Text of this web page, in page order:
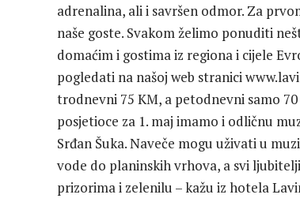
adrenalina, ali i savršen odmor. Za
naše goste. Svakom želimo ponuditi
domaćim i gostima iz regiona i cijele
pogledati na našoj web stranici
trodnevni 75 KM, a petodnevni samo
posjetioce za 1. maj imamo i odličnu
Srđan Šuka. Naveče mogu uživati u
vode do planinskih vrhova, a svi
prizorima i zelenilu – kažu iz hotela